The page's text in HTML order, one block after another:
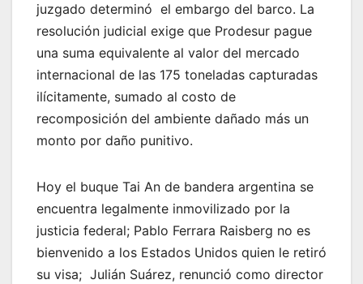
juzgado determinó el embargo del barco. La
resolución judicial exige que Prodesur pague
una suma equivalente al valor del mercado
internacional de las 175 toneladas capturadas
ilícitamente, sumado al costo de
recomposición del ambiente dañado más un
monto por daño punitivo.
Hoy el buque Tai An de bandera argentina se
encuentra legalmente inmovilizado por la
justicia federal; Pablo Ferrara Raisberg no es
bienvenido a los Estados Unidos quien le retiró
su visa; Julián Suárez, renunció como director